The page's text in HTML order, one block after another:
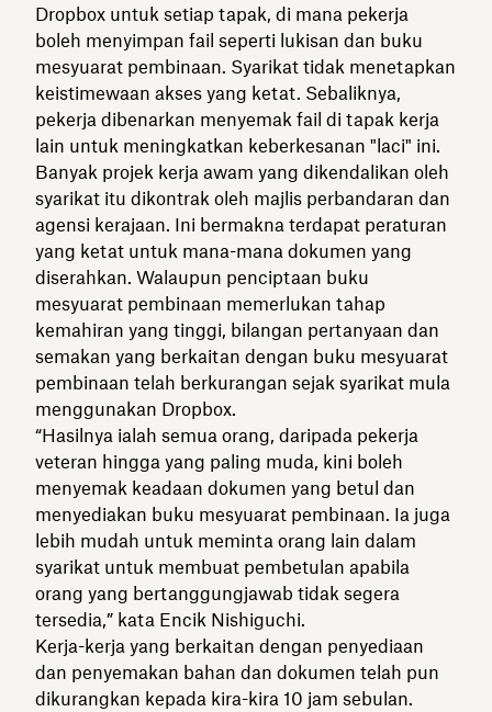
Dropbox untuk setiap tapak, di mana pekerja
boleh menyimpan fail seperti lukisan dan buku
mesyuarat pembinaan. Syarikat tidak menetapkan
keistimewaan akses yang ketat. Sebaliknya,
pekerja dibenarkan menyemak fail di tapak kerja
lain untuk meningkatkan keberkesanan "laci" ini.
Banyak projek kerja awam yang dikendalikan oleh
syarikat itu dikontrak oleh majlis perbandaran dan
agensi kerajaan. Ini bermakna terdapat peraturan
yang ketat untuk mana-mana dokumen yang
diserahkan. Walaupun penciptaan buku
mesyuarat pembinaan memerlukan tahap
kemahiran yang tinggi, bilangan pertanyaan dan
semakan yang berkaitan dengan buku mesyuarat
pembinaan telah berkurangan sejak syarikat mula
menggunakan Dropbox.
“Hasilnya ialah semua orang, daripada pekerja
veteran hingga yang paling muda, kini boleh
menyemak keadaan dokumen yang betul dan
menyediakan buku mesyuarat pembinaan. Ia juga
lebih mudah untuk meminta orang lain dalam
syarikat untuk membuat pembetulan apabila
orang yang bertanggungjawab tidak segera
tersedia,” kata Encik Nishiguchi.
Kerja-kerja yang berkaitan dengan penyediaan
dan penyemakan bahan dan dokumen telah pun
dikurangkan kepada kira-kira 10 jam sebulan.